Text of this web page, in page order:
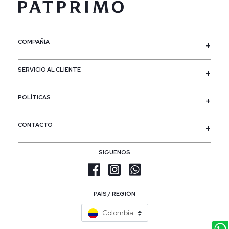
COMPAÑÍA
SERVICIO AL CLIENTE
POLÍTICAS
SIGUENOS
PAÍS / REGIÓN
Colombia
CONTACTO